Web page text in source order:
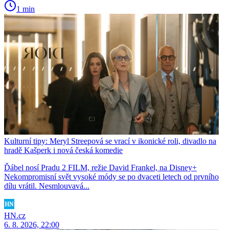
1 min
Kulturní tipy: Meryl Streepová se vrací v ikonické roli, divadlo na
hradě Kašperk i nová česká komedie
Ďábel nosí Pradu 2 FILM, režie David Frankel, na Disney+
Nekompromisní svět vysoké módy se po dvaceti letech od prvního
dílu vrátil. Nesmlouvavá...
HN.cz
6. 8. 2026, 22:00